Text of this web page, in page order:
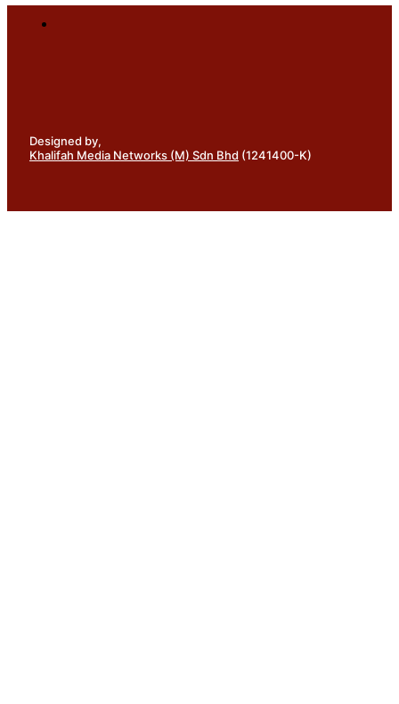
Designed by,
Khalifah Media Networks (M) Sdn Bhd (1241400-K)